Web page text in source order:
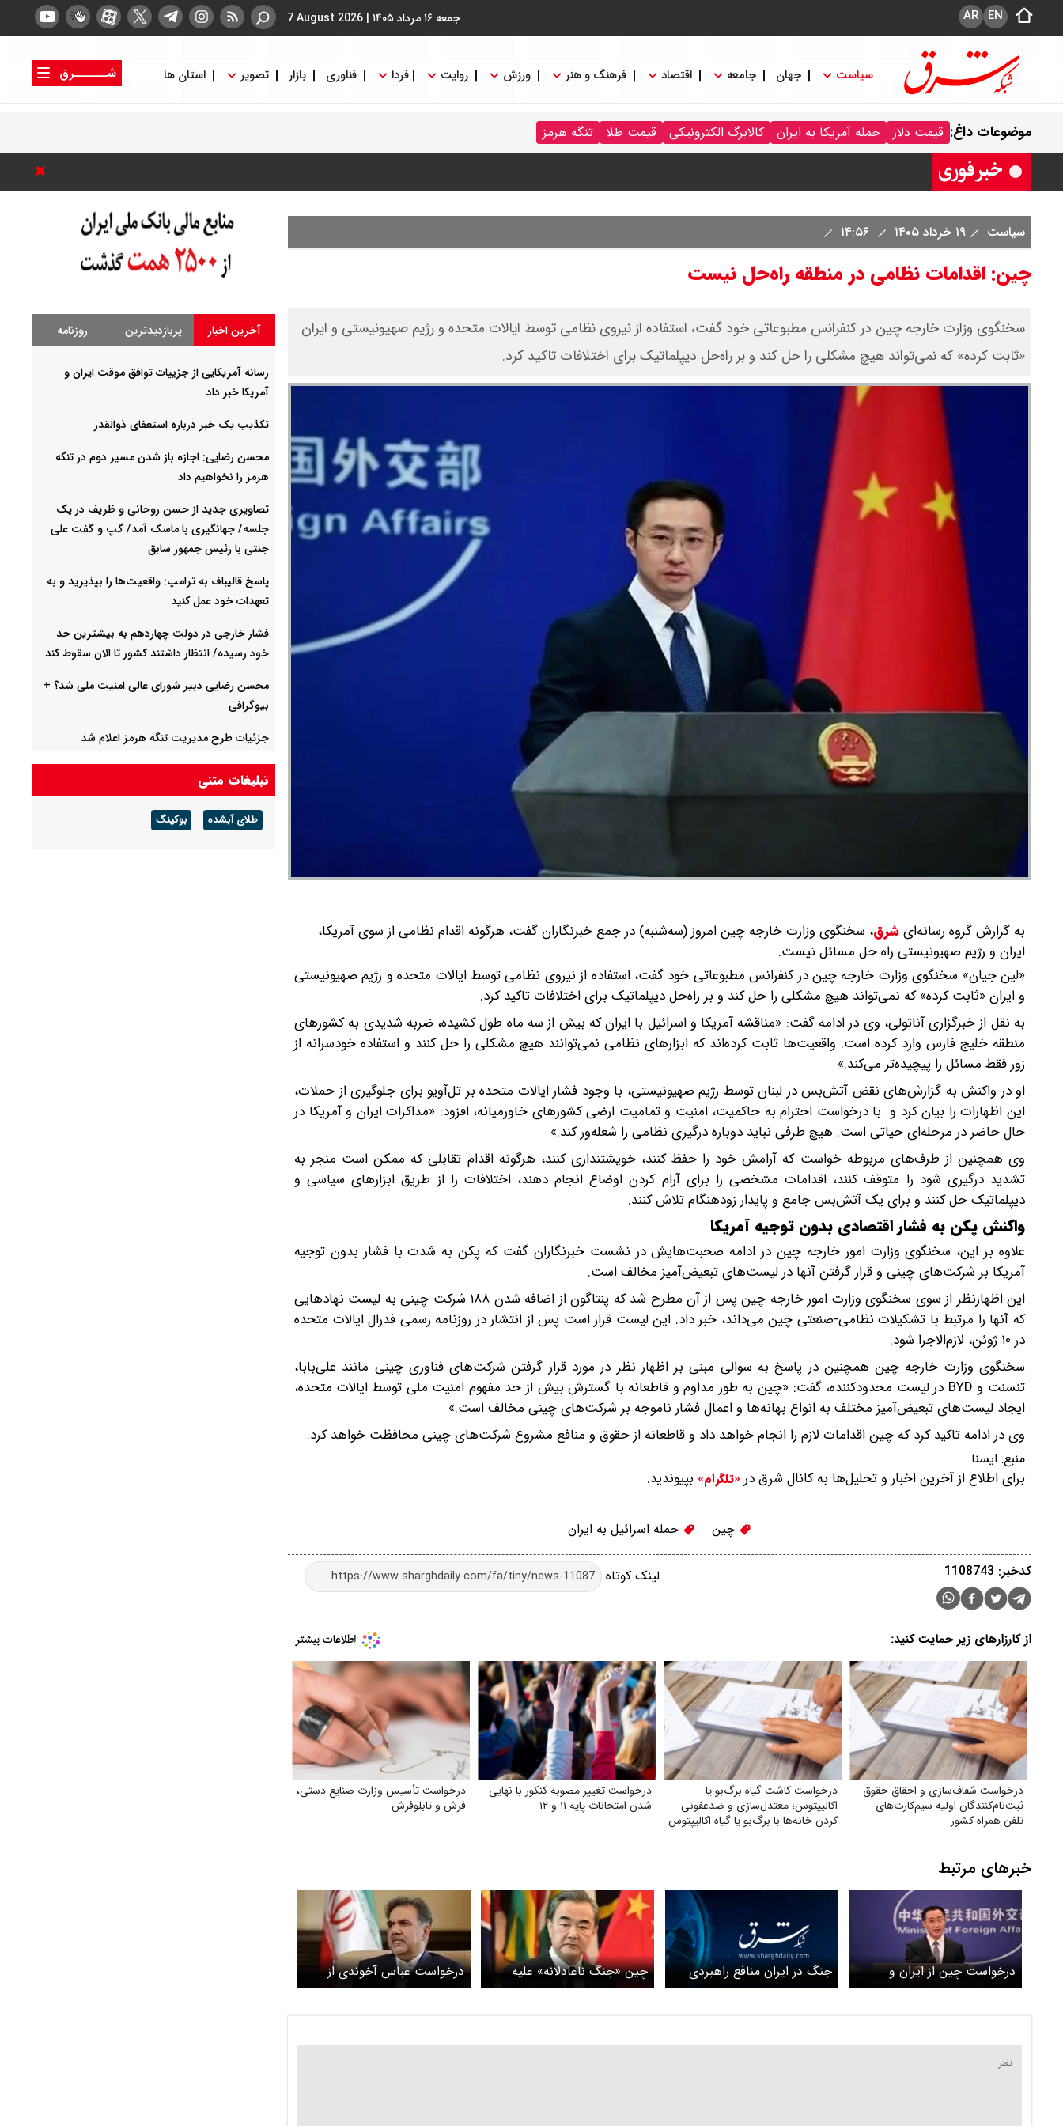
جمعه ۱۶ مرداد ۱۴۰۵ |
7 August 2026 EN
AR
سیاست جهان جامعه اقتصاد فرهنگ و هنر ورزش روایت فردا فناوری بازار تصویر استان ها
شــــــرق
موضوعات داغ: قیمت دلار حمله آمریکا به ایران کالابرگ الکترونیکی قیمت طلا تنگه هرمز
قیمت سکه پارسیان امروز جمعه ۱۶ مرداد ۱۴۰۵ / سکه پارسیان ۱۰۰ سوتی چند ؟ جدول
ترکیه و عراق، پروژه کاهش وابستگی به تنگه هرمز را کلید زدند + جزییات
سیاست ۱۹ خرداد ۱۴۰۵
چین: اقدامات نظامی در منطقه راه‌حل نیست
سخنگوی وزارت خارجه چین در کنفرانس مطبوعاتی خود گفت، استفاده از نیروی نظامی توسط ایالات متحده و رژیم صهیونیستی و ایران
«ثابت کرده» که نمی‌تواند هیچ مشکلی را حل کند و بر راه‌حل دیپلماتیک برای اختلافات تاکید کرد.
به گزارش گروه رسانه‌ایشرق، سخنگوی وزارت خارجه چین امروز (سه‌شنبه) در جمع خبرنگاران گفت، هرگونه اقدام نظامی از سوی آمریکا،
ایران و رژیم صهیونیستی راه حل مسائل نیست.
«لین جیان» سخنگوی وزارت خارجه چین در کنفرانس مطبوعاتی خود گفت، استفاده از نیروی نظامی توسط ایالات متحده و رژیم صهیونیستی
و ایران «ثابت کرده» که نمی‌تواند هیچ مشکلی را حل کند و بر راه‌حل دیپلماتیک برای اختلافات تاکید کرد.
به نقل از خبرگزاری آناتولی، وی در ادامه گفت: «مناقشه آمریکا و اسرائیل با ایران که بیش از سه ماه طول کشیده، ضربه شدیدی به کشورهای
منطقه خلیج فارس وارد کرده است. واقعیت‌ها ثابت کرده‌اند که ابزارهای نظامی نمی‌توانند هیچ مشکلی را حل کنند و استفاده خودسرانه از
زور فقط مسائل را پیچیده‌تر می‌کند.»
او در واکنش به گزارش‌های نقض آتش‌بس در لبنان توسط رژیم صهیونیستی، با وجود فشار ایالات متحده بر تل‌آویو برای جلوگیری از حملات،
این اظهارات را بیان کرد و با درخواست احترام به حاکمیت، امنیت و تمامیت ارضی کشورهای خاورمیانه، افزود: «مذاکرات ایران و آمریکا در
حال حاضر در مرحله‌ای حیاتی است. هیچ طرفی نباید دوباره درگیری نظامی را شعله‌ور کند.»
وی همچنین از طرف‌های مربوطه خواست که آرامش خود را حفظ کنند، خویشتنداری کنند، هرگونه اقدام تقابلی که ممکن است منجر به
تشدید درگیری شود را متوقف کنند، اقدامات مشخصی را برای آرام کردن اوضاع انجام دهند، اختلافات را از طریق ابزارهای سیاسی و
دیپلماتیک حل کنند و برای یک آتش‌بس جامع و پایدار زودهنگام تلاش کنند.
واکنش پکن به فشار اقتصادی بدون توجیه آمریکا
علاوه بر این، سخنگوی وزارت امور خارجه چین در ادامه صحبت‌هایش در نشست خبرنگاران گفت که پکن به شدت با فشار بدون توجیه
آمریکا بر شرکت‌های چینی و قرار گرفتن آنها در لیست‌های تبعیض‌آمیز مخالف است.
این اظهارنظر از سوی سخنگوی وزارت امور خارجه چین پس از آن مطرح شد که پنتاگون از اضافه شدن ۱۸۸ شرکت چینی به لیست نهادهایی
که آنها را مرتبط با تشکیلات نظامی-صنعتی چین می‌داند، خبر داد. این لیست قرار است پس از انتشار در روزنامه رسمی فدرال ایالات متحده
در ۱۰ ژوئن، لازم‌الاجرا شود.
سخنگوی وزارت خارجه چین همچنین در پاسخ به سوالی مبنی بر اظهار نظر در مورد قرار گرفتن شرکت‌های فناوری چینی مانند علی‌بابا،
تنسنت و BYD در لیست محدودکننده، گفت: «چین به طور مداوم و قاطعانه با گسترش بیش از حد مفهوم امنیت ملی توسط ایالات متحده،
ایجاد لیست‌های تبعیض‌آمیز مختلف به انواع بهانه‌ها و اعمال فشار ناموجه بر شرکت‌های چینی مخالف است.»
وی در ادامه تاکید کرد که چین اقدامات لازم را انجام خواهد داد و قاطعانه از حقوق و منافع مشروع شرکت‌های چینی محافظت خواهد کرد.
منبع: ایسنا
برای اطلاع از آخرین اخبار و تحلیل‌ها به کانال شرق در «تلگرام» بپیوندید.
چین حمله اسرائیل به ایران
لینک کوتاه کدخبر: 1108743
از کارزارهای زیر حمایت کنید:
درخواست شفاف‌سازی و احقاق حقوق
ثبت‌نام‌کنندگان اولیه سیم‌کارت‌های
تلفن همراه کشور
درخواست کاشت گیاه برگ‌بو یا
اکالیپتوس؛ معتدل‌سازی و ضدعفونی
کردن خانه‌ها با برگ‌بو یا گیاه اکالیپتوس
درخواست تغییر مصوبه کنکور با نهایی
شدن امتحانات پایه ۱۱ و ۱۲
درخواست تأسیس وزارت صنایع دستی،
فرش و تابلوفرش
خبرهای مرتبط
درخواست چین از ایران و
اسرائیل برای ادامه آتش‌بس
جنگ در ایران منافع راهبردی
اصلی چین را تهدید می‌کند؟
چین «جنگ ناعادلانه» علیه
ایران را محکوم کرد و خواستار
درخواست عباس آخوندی از
چین/ تنها قدرتی که توانایی
خلیج فارس هم رابطه خوبی
آخرین اخبار پربازدیدترین روزنامه
رسانه آمریکایی از جزییات توافق موقت ایران و
آمریکا خبر داد
تکذیب یک خبر درباره استعفای ذوالقدر
محسن رضایی: اجازه باز شدن مسیر دوم در تنگه
هرمز را نخواهیم داد
تصاویری جدید از حسن روحانی و ظریف در یک
جلسه/ جهانگیری با ماسک آمد/ گپ و گفت علی
جنتی با رئیس جمهور سابق
پاسخ قالیباف به ترامپ: واقعیت‌ها را بپذیرید و به
تعهدات خود عمل کنید
فشار خارجی در دولت چهاردهم به بیشترین حد
خود رسیده/ انتظار داشتند کشور تا الان سقوط کند
محسن رضایی دبیر شورای عالی امنیت ملی شد؟ +
بیوگرافی
جزئیات طرح مدیریت تنگه هرمز اعلام شد
علی ربیعی: آقای پزشکیان، چشمان نگران جامعه به
گام‌های استوار شماست
یوسف پزشکیان: اگر دولت شکست بخورد ایران
تبلیغات متنی
طلای آبشده بوکینگ